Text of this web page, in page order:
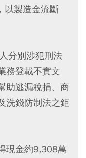
以製造金流斷
分別涉犯刑法
務登載不實文
助逃漏稅捐、商
洗錢防制法之鉅
現金約9,308萬